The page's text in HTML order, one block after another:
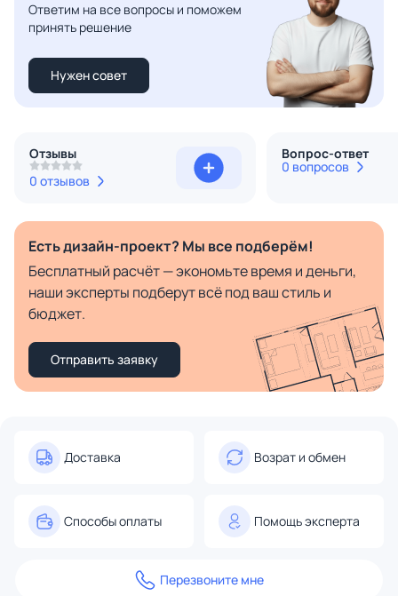
Ответим на все вопросы и поможем
принять решение
Нужен совет
Отзывы
0 отзывов
Вопрос-ответ
0 вопросов
Есть дизайн-проект? Мы все подберём!
Бесплатный расчёт — экономьте время и деньги,
наши эксперты подберут всё под ваш стиль и
бюджет.
Отправить заявку
Доставка Возрат и обмен
Способы оплаты Помощь эксперта
Перезвоните мне